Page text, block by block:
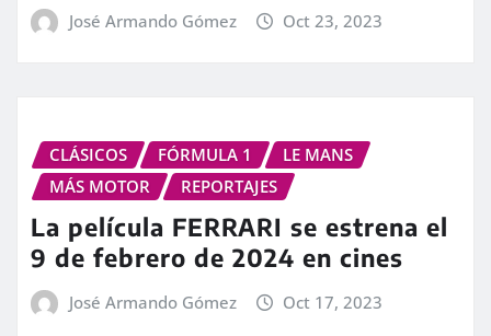
José Armando Gómez Oct 23, 2023
CLÁSICOS FÓRMULA 1
LE MANS
MÁS MOTOR
REPORTAJES
La película FERRARI se estrena el
9 de febrero de 2024 en cines
José Armando Gómez Oct 17, 2023